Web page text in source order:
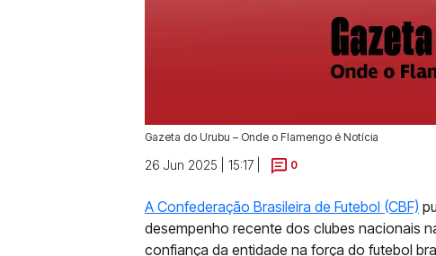
Gazeta do Urubu – Onde o Flamengo é Notícia
26 Jun 2025 | 15:17 | 0
A Confederação Brasileira de Futebol (CBF)
desempenho recente dos clubes nacionais
confiança da entidade na força do futebol